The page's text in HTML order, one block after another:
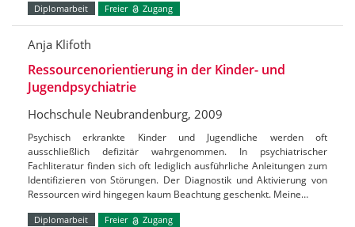
Diplomarbeit Freier Zugang
Anja Klifoth
Ressourcenorientierung in der Kinder- und
Jugendpsychiatrie
Hochschule Neubrandenburg, 2009
Psychisch erkrankte Kinder und Jugendliche werden oft
ausschließlich defizitär wahrgenommen. In psychiatrischer
Fachliteratur finden sich oft lediglich ausführliche Anleitungen zum
Identifizieren von Störungen. Der Diagnostik und Aktivierung von
Ressourcen wird hingegen kaum Beachtung geschenkt. Meine…
Diplomarbeit Freier Zugang